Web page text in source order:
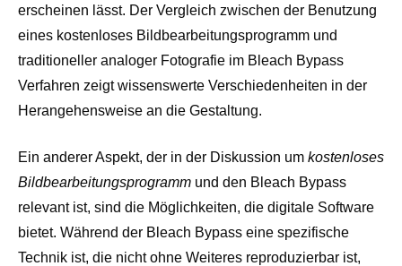
erscheinen lässt. Der Vergleich zwischen der Benutzung
eines kostenloses Bildbearbeitungsprogramm und
traditioneller analoger Fotografie im Bleach Bypass
Verfahren zeigt wissenswerte Verschiedenheiten in der
Herangehensweise an die Gestaltung.
Ein anderer Aspekt, der in der Diskussion um kostenloses
Bildbearbeitungsprogramm und den Bleach Bypass
relevant ist, sind die Möglichkeiten, die digitale Software
bietet. Während der Bleach Bypass eine spezifische
Technik ist, die nicht ohne Weiteres reproduzierbar ist,